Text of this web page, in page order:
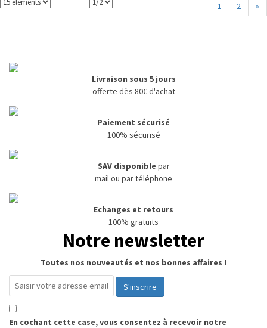
1 2 »
Livraison sous 5 jours
offerte dès 80€ d'achat
Paiement sécurisé
100% sécurisé
SAV disponible par
mail ou par téléphone
Echanges et retours
100% gratuits
Notre newsletter
Toutes nos nouveautés et nos bonnes affaires !
S'inscrire
En cochant cette case, vous consentez à recevoir notre